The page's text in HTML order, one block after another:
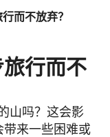
而不放弃？
行而不
山吗？这会影
带来一些困难或
一
其隐藏的